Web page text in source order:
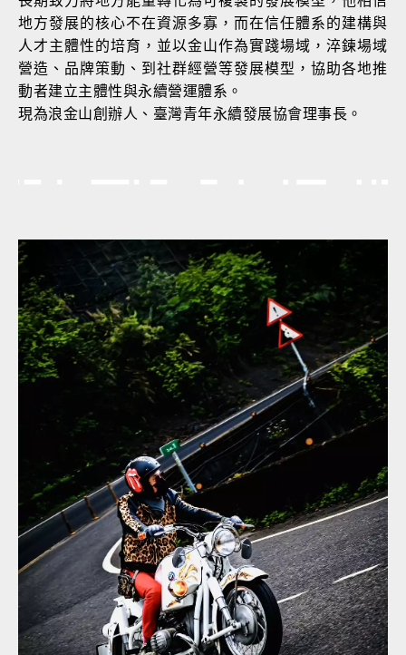
地方發展的核心不在資源多寡，而在信任體系的建構與
人才主體性的培育，並以金山作為實踐場域，淬鍊場域
營造、品牌策動、到社群經營等發展模型，協助各地推
動者建立主體性與永續營運體系。
現為浪金山創辦人、臺灣青年永續發展協會理事長。